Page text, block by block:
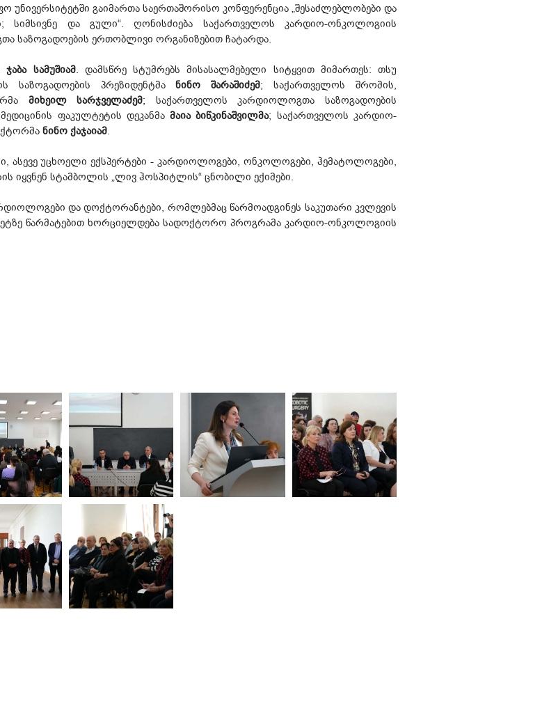
უნივერსიტეტში გაიმართა საერთაშორისო კონფერენცია „შესაძლებლობები და
სიმსივნე და გული“. ღონისძიება საქართველოს კარდიო-ონკოლოგიის
საზოგადოების ერთობლივი ორგანიზებით ჩატარდა.
ჯაბა სამუშიამ. დამსწრე სტუმრებს მისასალმებელი სიტყვით მიმართეს: თსუ
საზოგადოების პრეზიდენტმანინო შარაშიძემ; საქართველოს შრომის,
მიხეილ სარჯველაძემ; საქართველოს კარდიოლოგთა საზოგადოების
ფაკულტეტის დეკანმამაია ბიწკინაშვილმა; საქართველოს კარდიო-
ნინო ქაჯაიამ.
ასევე უცხოელი ექსპერტები - კარდიოლოგები, ონკოლოგები, ჰემატოლოგები,
სტამბოლის „ლივ ჰოსპიტლის“ ცნობილი ექიმები.
და დოქტორანტები, რომლებმაც წარმოადგინეს საკუთარი კვლევის
წარმატებით ხორციელდება სადოქტორო პროგრამა კარდიო-ონკოლოგიის